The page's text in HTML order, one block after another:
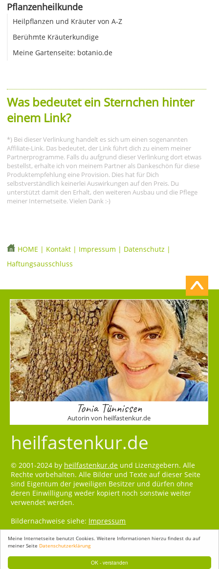
OK - verstanden
Meine Internetseite benutzt Cookies. Weitere Informationen hierzu findest du auf
meiner Seite Datenschutzerklärung
Pflanzenheilkunde
Heilpflanzen und Kräuter von A-Z
Berühmte Kräuterkundige
Meine Gartenseite: botanio.de
Was bedeutet ein Sternchen hinter
einem Link?
*) Bei dieser Verlinkung handelt es sich um einen sogenannten
Affiliate-Link. Das bedeutet, der Link führt dich zu einem meiner
Partnerprogramme. Falls du aufgrund dieser Verlinkung dort etwas
bestellst, erhalte ich von meinem Partner als Dankeschön für diese
Produktempfehlung eine Provision. Dies hat für Dich
selbstverständlich keinerlei Auswirkungen auf den Preis. Du
unterstützt damit den Erhalt, den weiteren Ausbau und die Pflege
meiner Internetseite. Vielen Dank :-)
HOME | Kontakt | Impressum | Datenschutz |
Haftungsausschluss
Tonia Tünnissen
Autorin von heilfastenkur.de
heilfastenkur.de
© 2001-2024 by heilfastenkur.de und Lizenzgebern. Alle
Rechte vorbehalten. Alle Bilder und Texte auf dieser Seite
sind Eigentum der jeweiligen Besitzer und dürfen ohne
deren Einwilligung weder kopiert noch sonstwie weiter
verwendet werden.
Bildernachweise siehe: Impressum